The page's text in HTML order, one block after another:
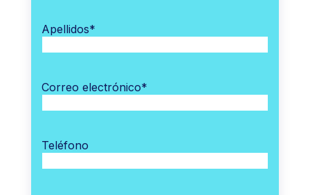
Apellidos*
Correo electrónico*
Teléfono